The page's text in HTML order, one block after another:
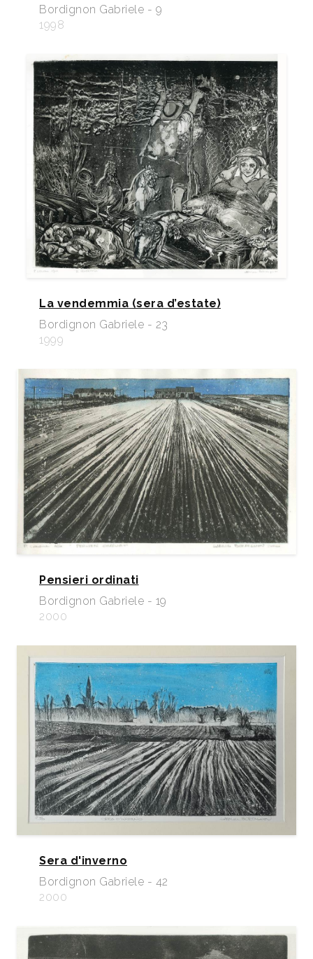
Bordignon Gabriele - 9
1998
La vendemmia (sera d’estate)
Bordignon Gabriele - 23
1999
Pensieri ordinati
Bordignon Gabriele - 19
2000
Sera d'inverno
Bordignon Gabriele - 42
2000